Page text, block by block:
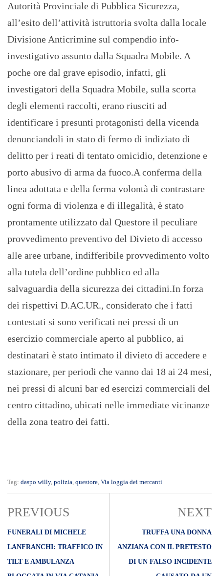
Autorità Provinciale di Pubblica Sicurezza,
all’esito dell’attività istruttoria svolta dalla locale
Divisione Anticrimine sul compendio info-
investigativo assunto dalla Squadra Mobile. A
poche ore dal grave episodio, infatti, gli
investigatori della Squadra Mobile, sulla scorta
degli elementi raccolti, erano riusciti ad
identificare i presunti protagonisti della vicenda
denunciandoli in stato di fermo di indiziato di
delitto per i reati di tentato omicidio, detenzione e
porto abusivo di arma da fuoco.A conferma della
linea adottata e della ferma volontà di contrastare
ogni forma di violenza e di illegalità, è stato
prontamente utilizzato dal Questore il peculiare
provvedimento preventivo del Divieto di accesso
alle aree urbane, indifferibile provvedimento volto
alla tutela dell’ordine pubblico ed alla
salvaguardia della sicurezza dei cittadini.In forza
dei rispettivi D.AC.UR., considerato che i fatti
contestati si sono verificati nei pressi di un
esercizio commerciale aperto al pubblico, ai
destinatari è stato intimato il divieto di accedere e
stazionare, per periodi che vanno dai 18 ai 24 mesi,
nei pressi di alcuni bar ed esercizi commerciali del
centro cittadino, ubicati nelle immediate vicinanze
della zona teatro dei fatti.
Tag: daspo willy, polizia, questore, Via loggia dei mercanti
PREVIOUS
FUNERALI DI MICHELE
LANFRANCHI: TRAFFICO IN
TILT E AMBULANZA
NEXT
TRUFFA UNA DONNA
ANZIANA CON IL PRETESTO
DI UN FALSO INCIDENTE